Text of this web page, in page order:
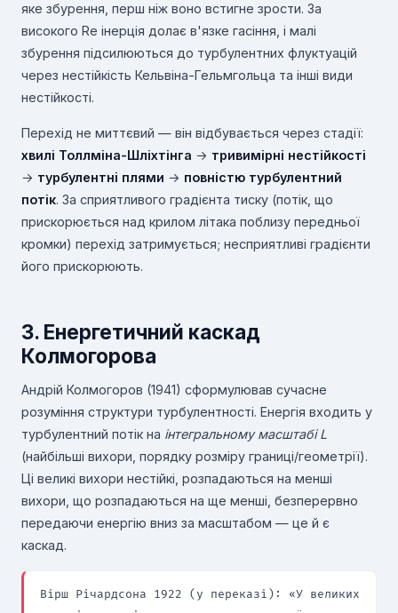
яке збурення, перш ніж воно встигне зрости. За
високого Re інерція долає в'язке гасіння, і малі
збурення підсилюються до турбулентних флуктуацій
через нестійкість Кельвіна-Гельмгольца та інші види
нестійкості.
Перехід не миттєвий — він відбувається через стадії:
хвилі Толлміна-Шліхтінга → тривимірні нестійкості
→ турбулентні плями → повністю турбулентний
потік. За сприятливого градієнта тиску (потік, що
прискорюється над крилом літака поблизу передньої
кромки) перехід затримується; несприятливі градієнти
його прискорюють.
3. Енергетичний каскад
Колмогорова
Андрій Колмогоров (1941) сформулював сучасне
розуміння структури турбулентності. Енергія входить у
турбулентний потік на інтегральному масштабі L
(найбільші вихори, порядку розміру границі/геометрії).
Ці великі вихори нестійкі, розпадаються на менші
вихори, що розпадаються на ще менші, безперервно
передаючи енергію вниз за масштабом — це й є
каскад.
Вірш Річардсона 1922 (у переказі): «У великих